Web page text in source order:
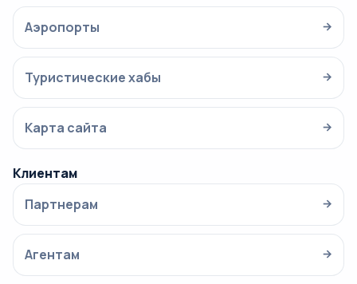
Аэропорты →
Туристические хабы →
Карта сайта →
Клиентам
Партнерам
→
Агентам →